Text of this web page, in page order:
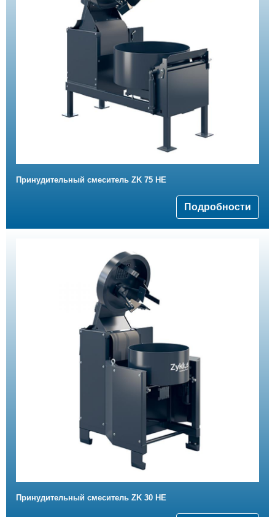
Принудительный смеситель ZK 75 HE
Подробности
Принудительный смеситель ZK 30 HE